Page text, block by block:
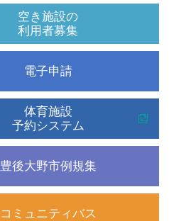
空き施設の
利用者募集
電子申請
体育施設
予約システム
豊後大野市例規集
コミュニティバス